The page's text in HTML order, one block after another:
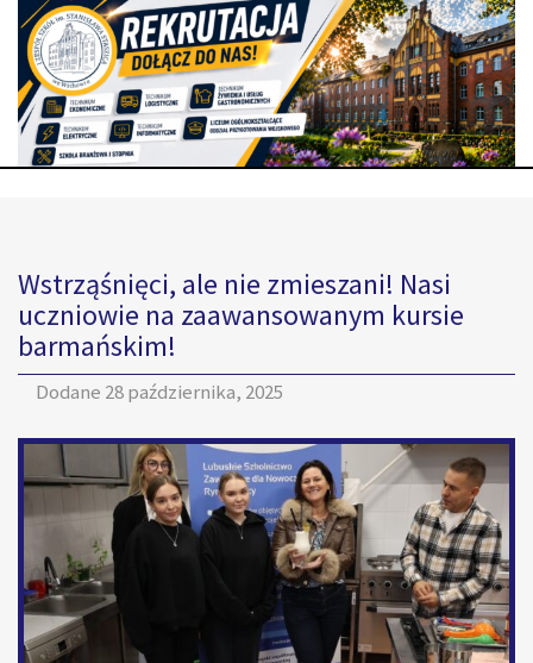
Wstrząśnięci, ale nie zmieszani! Nasi
uczniowie na zaawansowanym kursie
barmańskim!
Dodane 28 października, 2025